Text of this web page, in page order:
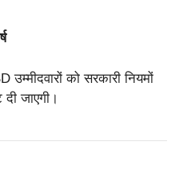
को सरकारी नियमों
जाएगी।